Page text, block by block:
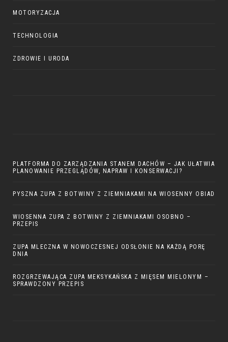
MOTORYZACJA
TECHNOLOGIA
ZDROWIE I URODA
PLATFORMA DO ZARZĄDZANIA STANEM DACHÓW – JAK UŁATWIA
PLANOWANIE PRZEGLĄDÓW, NAPRAW I KONSERWACJI?
PYSZNA ZUPA Z BOTWINY Z ZIEMNIAKAMI NA WIOSENNY OBIAD
WIOSENNA ZUPA Z BOTWINY Z ZIEMNIAKAMI OSOBNO –
PRZEPIS
ZUPA MLECZNA W NOWOCZESNEJ ODSŁONIE NA KAŻDĄ PORĘ
DNIA
ROZGRZEWAJĄCA ZUPA MEKSYKAŃSKA Z MIĘSEM MIELONYM –
SPRAWDZONY PRZEPIS